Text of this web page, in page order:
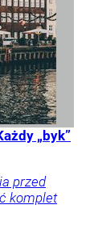
„byk”
przed
komplet